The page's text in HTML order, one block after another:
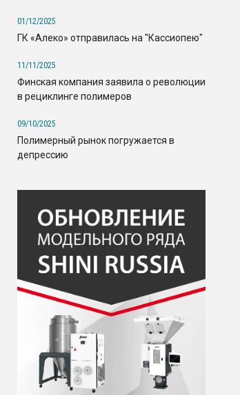
01/12/2025
ГК «Алеко» отправилась на "Кассиопею"
11/11/2025
Финская компания заявила о революции
в рециклинге полимеров
09/10/2025
Полимерный рынок погружается в
депрессию